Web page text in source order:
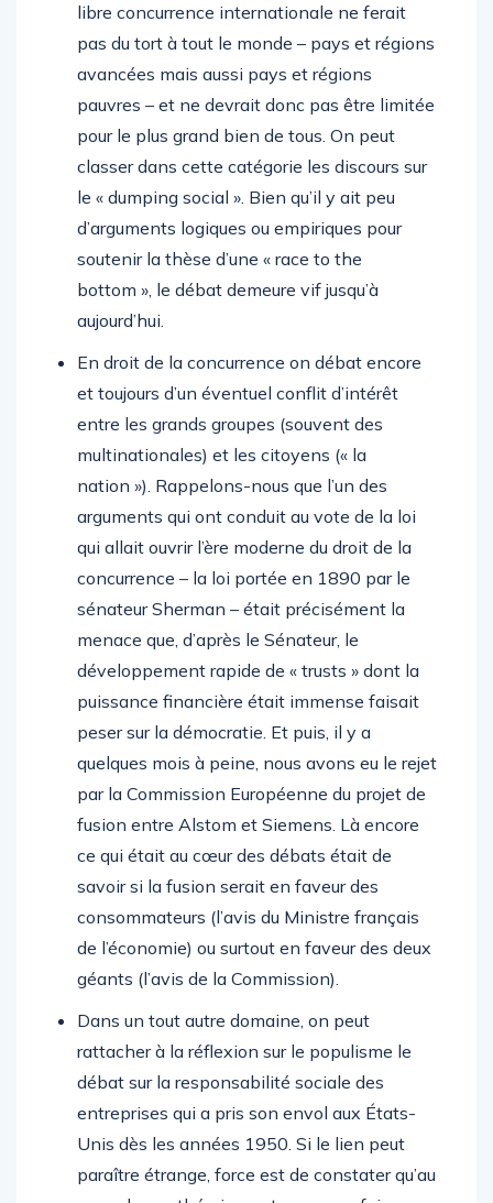
libre concurrence internationale ne ferait
pas du tort à tout le monde – pays et régions
avancées mais aussi pays et régions
pauvres – et ne devrait donc pas être limitée
pour le plus grand bien de tous. On peut
classer dans cette catégorie les discours sur
le « dumping social ». Bien qu’il y ait peu
d’arguments logiques ou empiriques pour
soutenir la thèse d’une « race to the
bottom », le débat demeure vif jusqu’à
aujourd’hui.
En droit de la concurrence on débat encore
et toujours d’un éventuel conflit d’intérêt
entre les grands groupes (souvent des
multinationales) et les citoyens (« la
nation »). Rappelons-nous que l’un des
arguments qui ont conduit au vote de la loi
qui allait ouvrir l’ère moderne du droit de la
concurrence – la loi portée en 1890 par le
sénateur Sherman – était précisément la
menace que, d’après le Sénateur, le
développement rapide de « trusts » dont la
puissance financière était immense faisait
peser sur la démocratie. Et puis, il y a
quelques mois à peine, nous avons eu le rejet
par la Commission Européenne du projet de
fusion entre Alstom et Siemens. Là encore
ce qui était au cœur des débats était de
savoir si la fusion serait en faveur des
consommateurs (l’avis du Ministre français
de l’économie) ou surtout en faveur des deux
géants (l’avis de la Commission).
Dans un tout autre domaine, on peut
rattacher à la réflexion sur le populisme le
débat sur la responsabilité sociale des
entreprises qui a pris son envol aux États-
Unis dès les années 1950. Si le lien peut
paraître étrange, force est de constater qu’au